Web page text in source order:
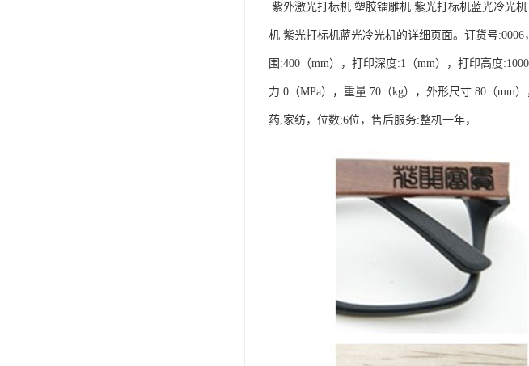
紫外激光打标机 塑胶镭雕机 紫光打标机蓝光冷光
机 紫光打标机蓝光冷光机的详细页面。订货号
围:400（mm），打印深度:1（mm），打印高度
力:0（MPa），重量:70（kg），外形尺寸:80（mm
药,家纺，位数:6位，售后服务:整机一年，